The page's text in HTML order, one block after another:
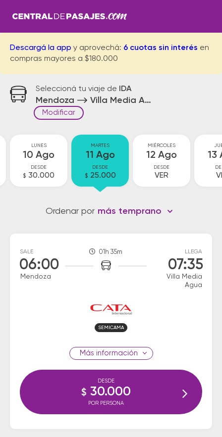
Descargá la app y aprovechá: 6 cuotas sin interés en
compras mayores a $180.000
Seleccioná tu viaje de IDA
Mendoza Villa Media Agua
Modificar
LUNES
10 Ago
DESDE
$ 30.000
MARTES
11 Ago
DESDE
$ 25.000
MIÉRCOLES
12 Ago
DESDE
VER
13
Ordenar por más temprano
SALE
06:00
Mendoza
01h 35m LLEGA
07:35
Villa Media
Agua
SEMICAMA
información
DESDE
$ 30.000
POR PERSONA